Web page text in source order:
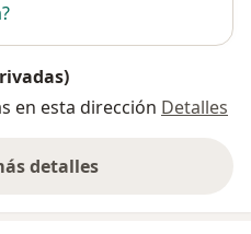
en esta dirección Detalles
detalles
sobre la dirección